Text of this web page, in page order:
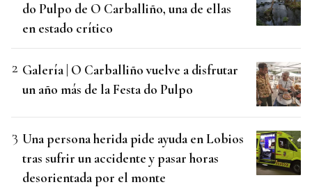
do Pulpo de O Carballiño, una de ellas
en estado crítico
Galería | O Carballiño vuelve a disfrutar
un año más de la Festa do Pulpo
Una persona herida pide ayuda en Lobios
tras sufrir un accidente y pasar horas
desorientada por el monte